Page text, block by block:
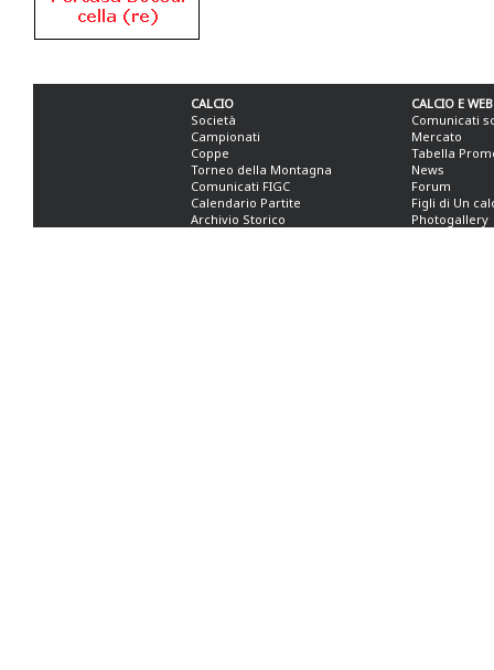
CALCIO
Società
Campionati
Coppe
Torneo della Montagna
Comunicati FIGC
Calendario Partite
Archivio Storico
CALCIO E WEB
Comunicati
Mercato
Tabella
News
Forum
Figli di Un
Photogallery